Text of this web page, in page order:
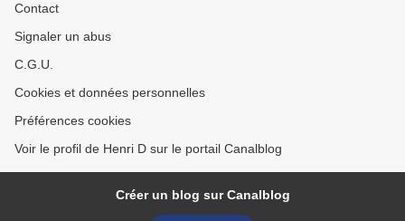
Contact
Signaler un abus
C.G.U.
Cookies et données personnelles
Préférences cookies
Voir le profil de Henri D sur le portail Canalblog
Créer un blog sur Canalblog